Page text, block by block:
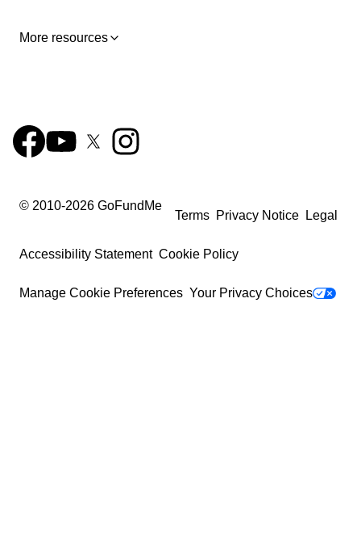
More resources
© 2010-2026 GoFundMe
Terms Privacy Notice Legal
Accessibility Statement Cookie Policy
Manage Cookie Preferences Your Privacy Choices